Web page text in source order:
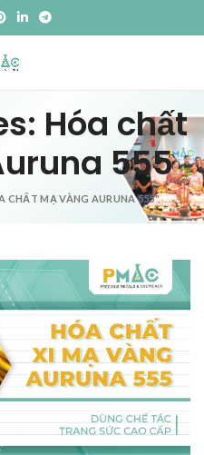
Hóa chất
555
CHẤT MẠ VÀNG AURUNA 555"